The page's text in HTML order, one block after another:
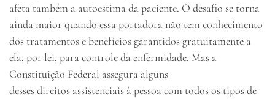
afeta também a autoestima da paciente. O desafio se torna
ainda maior quando essa portadora não tem conhecimento
dos tratamentos e benefícios garantidos gratuitamente a
ela, por lei, para controle da enfermidade. Mas a
Constituição Federal assegura alguns
desses direitos assistenciais à pessoa com todos os tipos de